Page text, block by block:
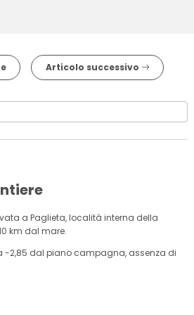
Articolo successivo
a Paglieta, località interna della
km dal mare.
-2,85 dal piano campagna, assenza di